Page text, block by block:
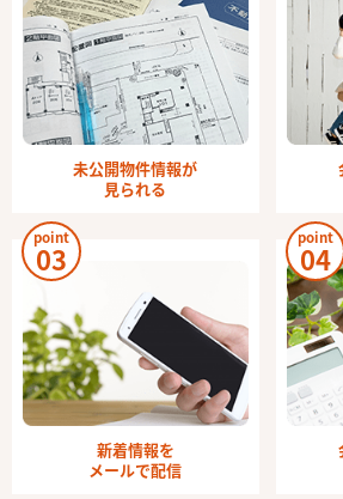
未公開物件情報が
見られる
point
03
新着情報を
メールで配信
point
04